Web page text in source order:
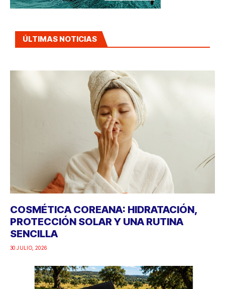
ÚLTIMAS NOTICIAS
COSMÉTICA COREANA: HIDRATACIÓN,
PROTECCIÓN SOLAR Y UNA RUTINA
SENCILLA
30 JULIO, 2026